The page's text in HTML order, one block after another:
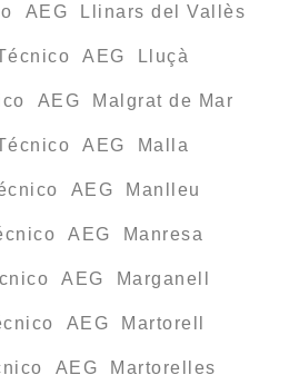
AEG Llinars del Vallès
AEG Lluçà
AEG Malgrat de Mar
AEG Malla
AEG Manlleu
AEG Manresa
AEG Marganell
AEG Martorell
AEG Martorelles